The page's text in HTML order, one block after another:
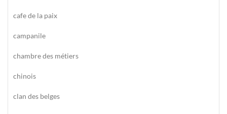
cafe de la paix
campanile
chambre des métiers
chinois
clan des belges